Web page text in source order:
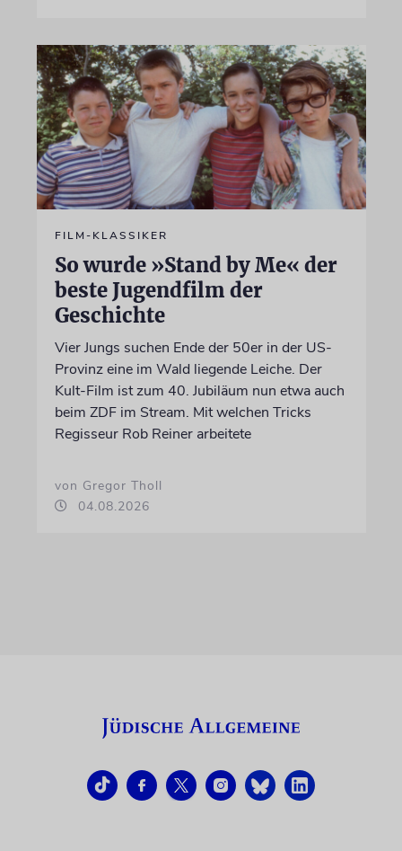
FILM-KLASSIKER
So wurde »Stand by Me« der
beste Jugendfilm der
Geschichte
Vier Jungs suchen Ende der 50er in der US-
Provinz eine im Wald liegende Leiche. Der
Kult-Film ist zum 40. Jubiläum nun etwa auch
beim ZDF im Stream. Mit welchen Tricks
Regisseur Rob Reiner arbeitete
von Gregor Tholl
04.08.2026